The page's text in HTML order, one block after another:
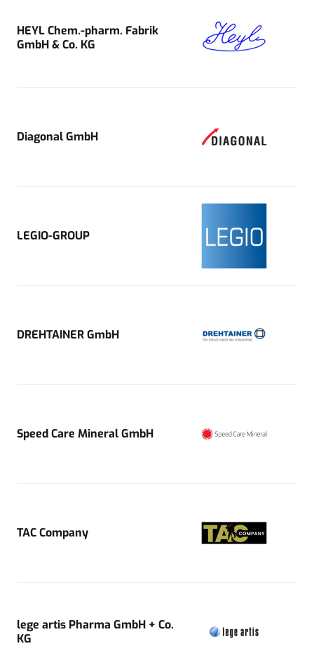
HEYL Chem.-pharm. Fabrik
GmbH & Co. KG
Diagonal GmbH
LEGIO-GROUP
DREHTAINER GmbH
Speed Care Mineral GmbH
TAC Company
lege artis Pharma GmbH + Co.
KG